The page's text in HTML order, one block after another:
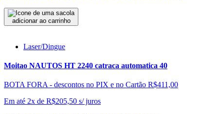
adicionar ao carrinho
Laser/Dingue
Moitao NAUTOS HT 2240 catraca automatica 40
BOTA FORA - descontos no PIX e no Cartão R$411,00
Em até 2x de R$205,50 s/ juros